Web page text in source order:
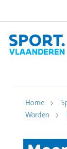
Home
Worden